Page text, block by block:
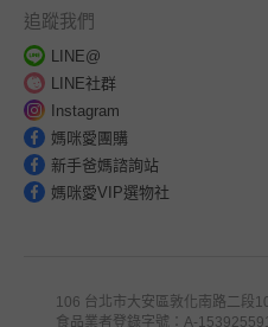
追蹤我們
LINE@
LINE社群
Instagram
媽咪愛團購
新手爸媽諮詢站
媽咪愛VIP選物社
106 台北市大安區敦化南路二段
食品業者登錄字號：A-